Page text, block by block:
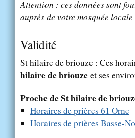
Attention : ces données sont
auprès de votre mosquée
Validité
St hilaire de briouze : Ces
hilaire de briouzeet ses
Proche de St hilaire de
Horaires de prières 61 Orne
Horaires de prières Basse-